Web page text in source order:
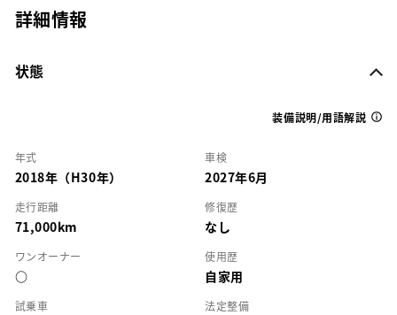
詳細情報
状態
装備説明/用語解説
年式
2018年（H30年）
車検
2027年6月
走行距離
71,000km
修復歴
なし
ワンオーナー
○
使用歴
自家用
試乗車 法定整備